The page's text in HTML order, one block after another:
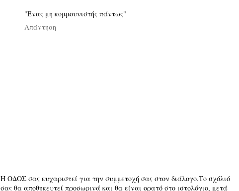
"Ένας μη κομμουνιστής πάντως"
Απάντηση
Η ΟΔΟΣ σας ευχαριστεί για την συμμετοχή σας στον διάλογο.Το σχόλιό
σας θα αποθηκευτεί προσωρινά και θα είναι ορατό στο ιστολόγιο, μετά